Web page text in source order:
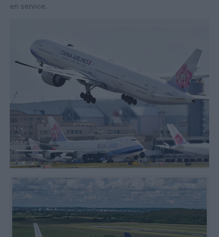
en service.